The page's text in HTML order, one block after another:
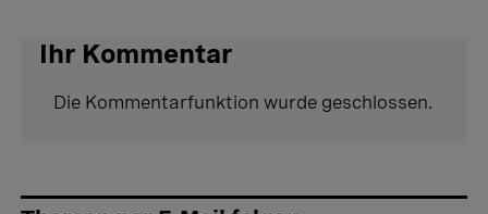
Ihr Kommentar
Die Kommentarfunktion wurde geschlossen.